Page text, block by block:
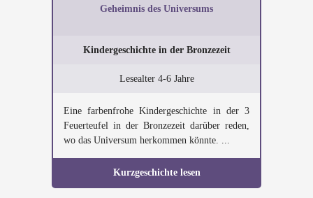
Geheimnis des Universums
Kindergeschichte in der Bronzezeit
Lesealter 4-6 Jahre
Eine farbenfrohe Kindergeschichte in der 3
Feuerteufel in der Bronzezeit darüber reden,
wo das Universum herkommen könnte. ...
Kurzgeschichte lesen